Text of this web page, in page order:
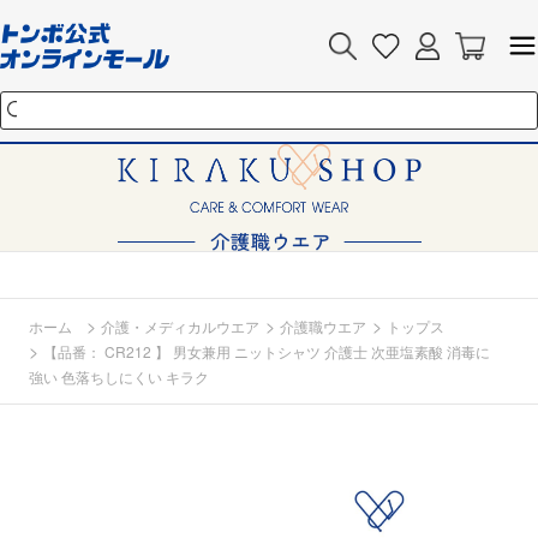
ホーム > 介護・メディカルウエア > 介護職ウエア > トップス
>
【品番： CR212 】 男女兼用 ニットシャツ 介護士 次亜塩素酸 消毒に
強い 色落ちしにくい キラク